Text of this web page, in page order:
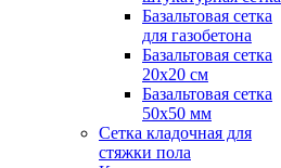
Базальтовая сетка
для газобетона
Базальтовая сетка
20x20 см
Базальтовая сетка
50x50 мм
Сетка кладочная для
стяжки пола